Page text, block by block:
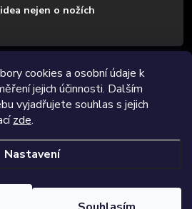
cookies a osobní údaje k
jejich účinnosti. Dalším
vyjadřujete souhlas s jejich
zde.
Nastavení
nejen o nožích
cookies